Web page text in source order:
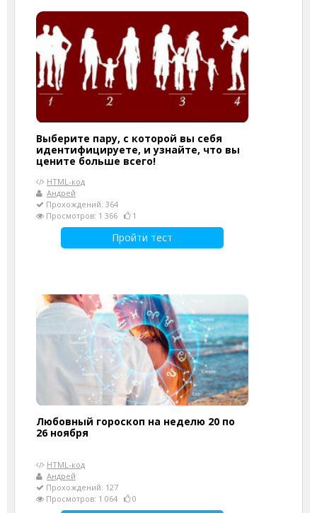
Выберите пару, с которой вы себя
идентифицируете, и узнайте, что вы
цените больше всего!
HTML-код
Андрей
Прохождений: 364
Просмотров: 1 366
1
Пройти тест
Любовный гороскоп на неделю 20 по
26 ноября
HTML-код
Андрей
Прохождений: 127
Просмотров: 1 064
0